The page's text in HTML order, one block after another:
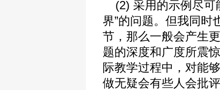
(2) 采用的示例尽可
界”的问题。但我同时
节，那么一般会产生
题的深度和广度所震
际教学过程中，对能
做无疑会有些人会批